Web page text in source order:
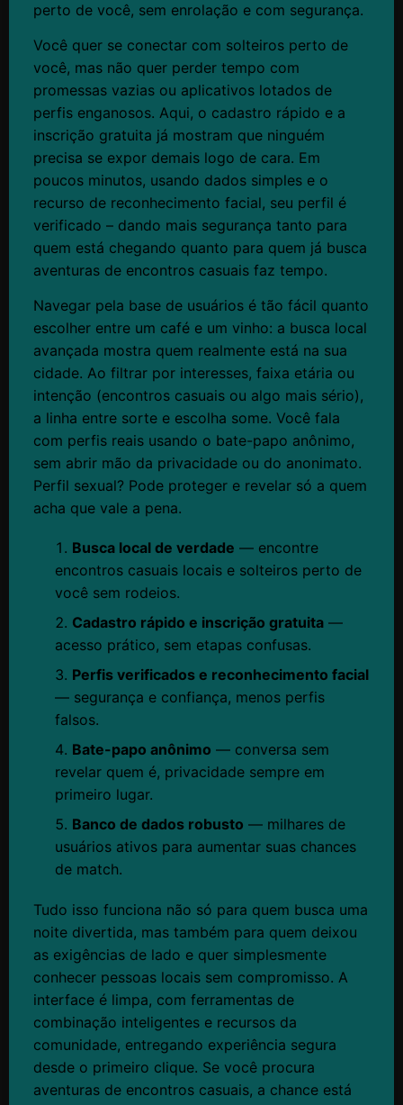
perto de você, sem enrolação e com segurança.
Você quer se conectar com solteiros perto de
você, mas não quer perder tempo com
promessas vazias ou aplicativos lotados de
perfis enganosos. Aqui, o cadastro rápido e a
inscrição gratuita já mostram que ninguém
precisa se expor demais logo de cara. Em
poucos minutos, usando dados simples e o
recurso de reconhecimento facial, seu perfil é
verificado – dando mais segurança tanto para
quem está chegando quanto para quem já busca
aventuras de encontros casuais faz tempo.
Navegar pela base de usuários é tão fácil quanto
escolher entre um café e um vinho: a busca local
avançada mostra quem realmente está na sua
cidade. Ao filtrar por interesses, faixa etária ou
intenção (encontros casuais ou algo mais sério),
a linha entre sorte e escolha some. Você fala
com perfis reais usando o bate-papo anônimo,
sem abrir mão da privacidade ou do anonimato.
Perfil sexual? Pode proteger e revelar só a quem
acha que vale a pena.
Busca local de verdade — encontre
encontros casuais locais e solteiros perto de
você sem rodeios.
Cadastro rápido e inscrição gratuita —
acesso prático, sem etapas confusas.
Perfis verificados e reconhecimento facial
— segurança e confiança, menos perfis
falsos.
Bate-papo anônimo — conversa sem
revelar quem é, privacidade sempre em
primeiro lugar.
Banco de dados robusto — milhares de
usuários ativos para aumentar suas chances
de match.
Tudo isso funciona não só para quem busca uma
noite divertida, mas também para quem deixou
as exigências de lado e quer simplesmente
conhecer pessoas locais sem compromisso. A
interface é limpa, com ferramentas de
combinação inteligentes e recursos da
comunidade, entregando experiência segura
desde o primeiro clique. Se você procura
aventuras de encontros casuais, a chance está